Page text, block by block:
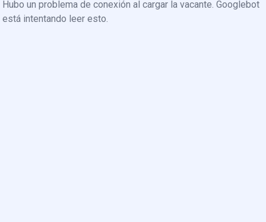
Hubo un problema de conexión al cargar la vacante. Googlebot
está intentando leer esto.